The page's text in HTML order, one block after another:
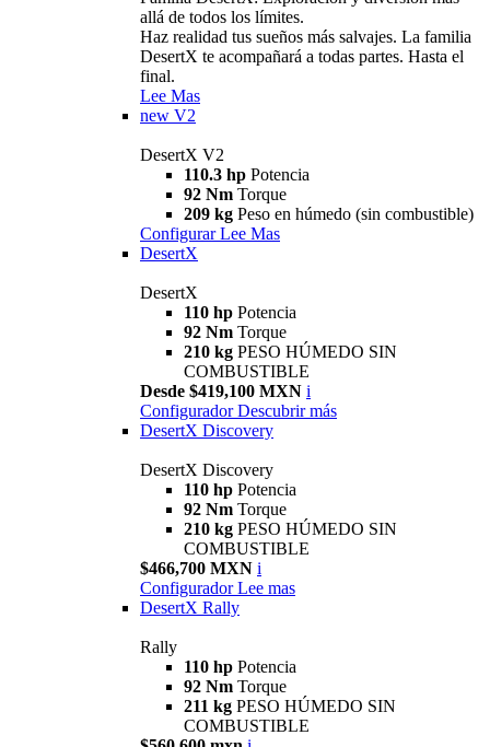
allá de todos los límites.
Haz realidad tus sueños más salvajes. La familia
DesertX te acompañará a todas partes. Hasta el
final.
Lee Mas
new V2
DesertX V2
110.3 hp Potencia
92 Nm Torque
209 kg Peso en húmedo (sin combustible)
Configurar Lee Mas
DesertX
DesertX
110 hp Potencia
92 Nm Torque
210 kg PESO HÚMEDO SIN
COMBUSTIBLE
Desde $419,100 MXN i
Configurador Descubrir más
DesertX Discovery
DesertX Discovery
110 hp Potencia
92 Nm Torque
210 kg PESO HÚMEDO SIN
COMBUSTIBLE
$466,700 MXN i
Configurador Lee mas
DesertX Rally
Rally
110 hp Potencia
92 Nm Torque
211 kg PESO HÚMEDO SIN
COMBUSTIBLE